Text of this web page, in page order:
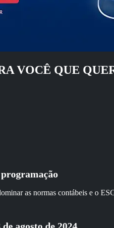
VOCÊ QUE
as normas contábeis e o
agosto de 2024